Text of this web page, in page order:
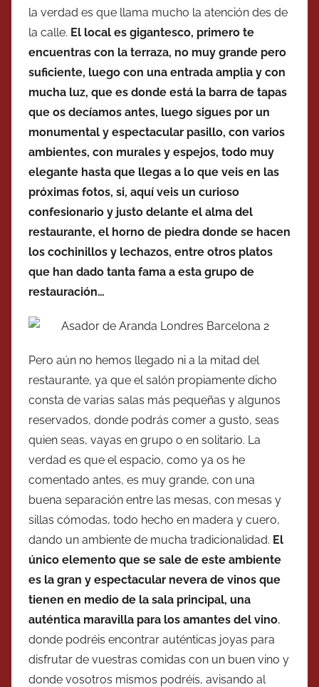
la verdad es que llama mucho la atención des de
la calle. El local es gigantesco, primero te
encuentras con la terraza, no muy grande pero
suficiente, luego con una entrada amplia y con
mucha luz, que es donde está la barra de tapas
que os decíamos antes, luego sigues por un
monumental y espectacular pasillo, con varios
ambientes, con murales y espejos, todo muy
elegante hasta que llegas a lo que veis en las
próximas fotos, si, aquí veis un curioso
confesionario y justo delante el alma del
restaurante, el horno de piedra donde se hacen
los cochinillos y lechazos, entre otros platos
que han dado tanta fama a esta grupo de
restauración…
Pero aún no hemos llegado ni a la mitad del
restaurante, ya que el salón propiamente dicho
consta de varias salas más pequeñas y algunos
reservados, donde podrás comer a gusto, seas
quien seas, vayas en grupo o en solitario. La
verdad es que el espacio, como ya os he
comentado antes, es muy grande, con una
buena separación entre las mesas, con mesas y
sillas cómodas, todo hecho en madera y cuero,
dando un ambiente de mucha tradicionalidad. El
único elemento que se sale de este ambiente
es la gran y espectacular nevera de vinos que
tienen en medio de la sala principal, una
auténtica maravilla para los amantes del vino,
donde podréis encontrar auténticas joyas para
disfrutar de vuestras comidas con un buen vino y
donde vosotros mismos podréis, avisando al